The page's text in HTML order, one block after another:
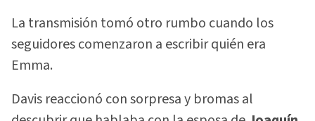
La transmisión tomó otro rumbo cuando los
seguidores comenzaron a escribir quién era
Emma.
Davis reaccionó con sorpresa y bromas al